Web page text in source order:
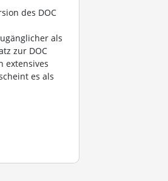
des DOC
als
zur DOC
extensives
es als